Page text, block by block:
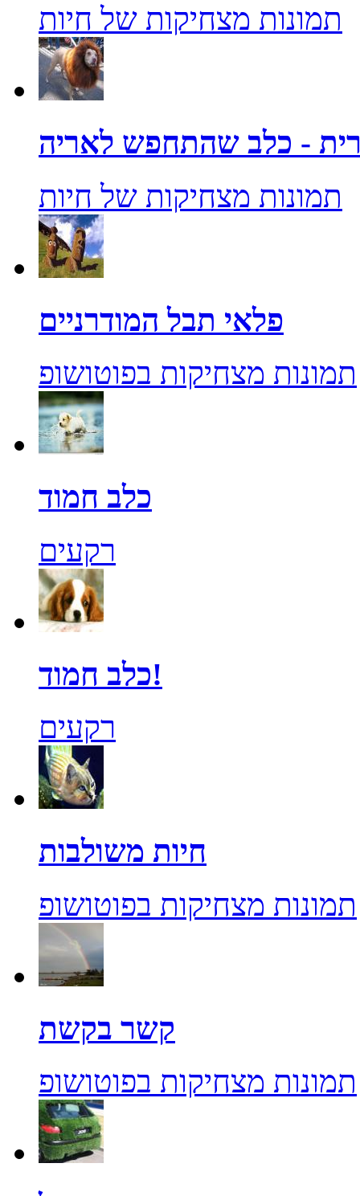
תמונות מצחיקות של חיות
- כלב שהתחפש לאריה
תמונות מצחיקות של חיות
פלאי תבל המודרניים
תמונות מצחיקות בפוטושופ
כלב חמוד
רקעים
כלב חמוד!
רקעים
חיות משולבות
תמונות מצחיקות בפוטושופ
קשר בקשת
תמונות מצחיקות בפוטושופ